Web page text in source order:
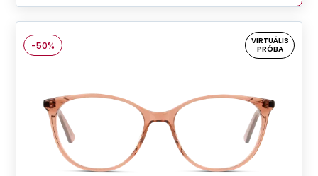
-50%
VIRTUÁLIS
PRÓBA